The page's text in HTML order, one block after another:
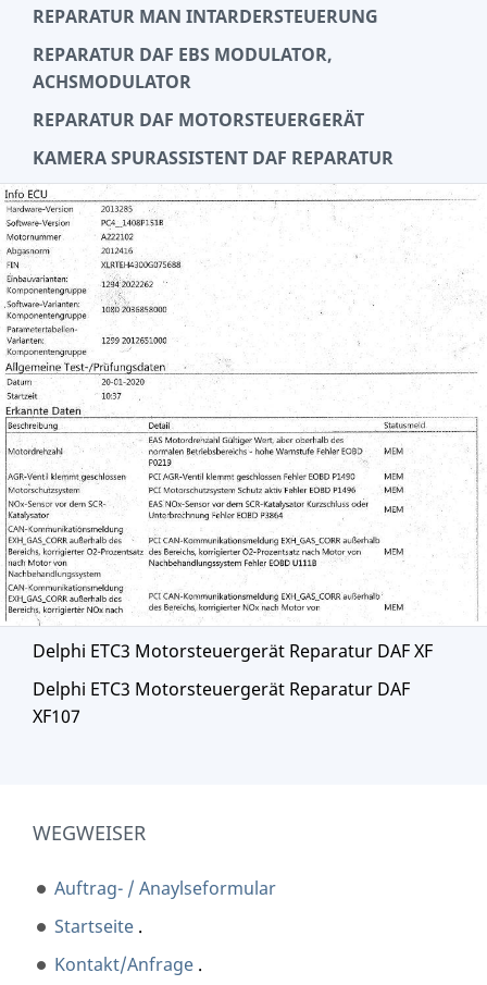
REPARATUR MAN INTARDERSTEUERUNG
REPARATUR DAF EBS MODULATOR,
ACHSMODULATOR
REPARATUR DAF MOTORSTEUERGERÄT
KAMERA SPURASSISTENT DAF REPARATUR
Delphi ETC3 Motorsteuergerät Reparatur DAF XF
Delphi ETC3 Motorsteuergerät Reparatur DAF
XF107
WEGWEISER
Auftrag- / Anaylseformular
Startseite .
Kontakt/Anfrage .